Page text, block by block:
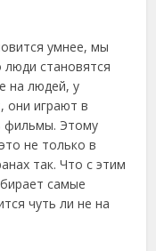
умнее, мы
становятся
на людей, у
они играют в
фильмы. Этому
не только в
так. Что с этим
самые
чуть ли не на